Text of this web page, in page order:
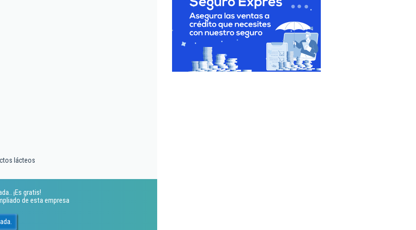
lácteos
¡Es gratis!
de esta empresa